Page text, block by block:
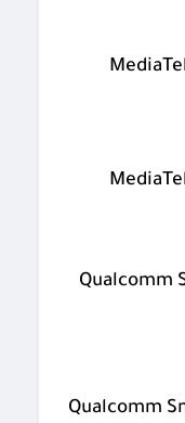
Qualcomm
Qualcomm